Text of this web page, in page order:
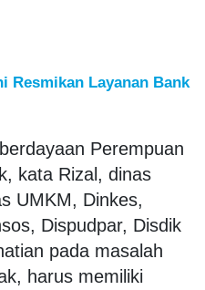
Resmikan Layanan Bank
Perempuan
kata Rizal, dinas
UMKM, Dinkes,
Dispudpar, Disdik
pada masalah
harus memiliki